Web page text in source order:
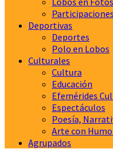
Participaciones
Deportivas
Deportes
Polo en Lobos
Culturales
Cultura
Educación
Efemérides
Espectáculos
Poesía,
Arte con
Agrupados